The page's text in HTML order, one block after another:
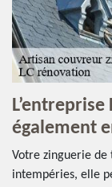
également
Votre zinguerie
intempéries, elle